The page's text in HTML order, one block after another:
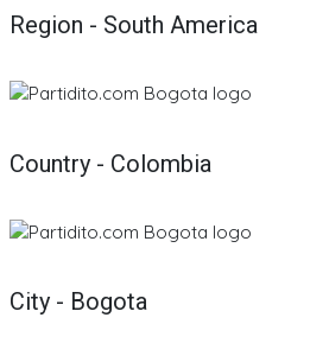
Region - South America
Country - Colombia
City - Bogota